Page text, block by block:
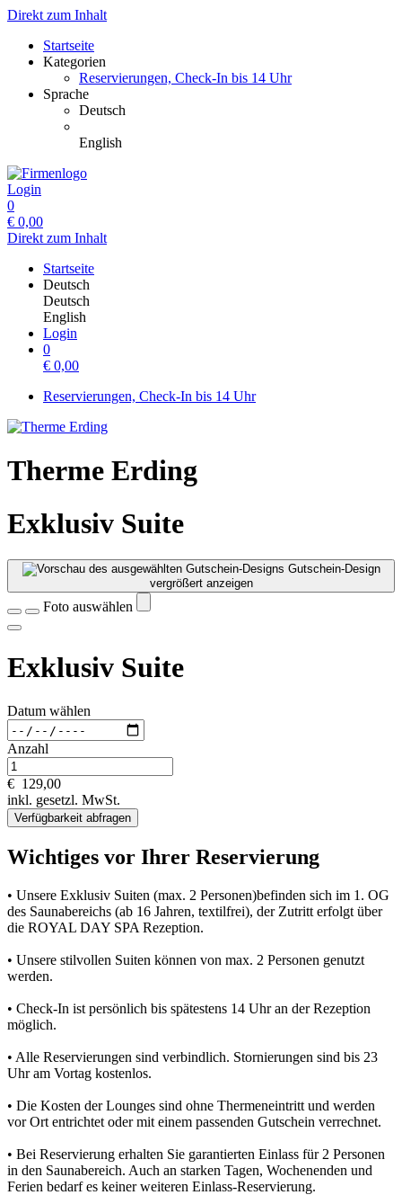
Direkt zum Inhalt
Startseite
Kategorien
Reservierungen, Check-In bis 14 Uhr
Sprache
Deutsch
English
Login
0
€ 0,00
Direkt zum Inhalt
Startseite
Deutsch
Deutsch
English
Login
0
€ 0,00
Reservierungen, Check-In bis 14 Uhr
Therme Erding
Exklusiv Suite
Gutschein-Design
vergrößert anzeigen
Foto auswählen
Exklusiv Suite
Datum wählen
Anzahl
€ 129,00
inkl. gesetzl. MwSt.
Verfügbarkeit abfragen
Wichtiges vor Ihrer Reservierung
• Unsere Exklusiv Suiten (max. 2 Personen)befinden sich im 1. OG
des Saunabereichs (ab 16 Jahren, textilfrei), der Zutritt erfolgt über
die ROYAL DAY SPA Rezeption.
• Unsere stilvollen Suiten können von max. 2 Personen genutzt
werden.
• Check-In ist persönlich bis spätestens 14 Uhr an der Rezeption
möglich.
• Alle Reservierungen sind verbindlich. Stornierungen sind bis 23
Uhr am Vortag kostenlos.
• Die Kosten der Lounges sind ohne Thermeneintritt und werden
vor Ort entrichtet oder mit einem passenden Gutschein verrechnet.
• Bei Reservierung erhalten Sie garantierten Einlass für 2 Personen
in den Saunabereich. Auch an starken Tagen, Wochenenden und
Ferien bedarf es keiner weiteren Einlass-Reservierung.